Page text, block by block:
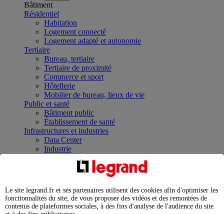
Bâtiment
Résidentiel
Habitation
Logement connecté
Logement adapté et autonomie
Tertiaire
Bureau, tertiaire
Tertiaire de proximité
Commerce et sport
Hôtellerie
Mobilier de bureau, lieux de vie
Public et santé
Bâtiment public
Établissement de santé
Infrastructures et industries
Data Center
Industrie
Infrastructures
Contrôler et planifier le fonctionnement des appareils
Répartir et optimiser son tableau électrique
Legrand Data Center Solutions : concentrer les
expertises au service de vos performances
Le site legrand.fr et ses partenaires utilisent des cookies afin d'optimiser les
fonctionnalités du site, de vous proposer des vidéos et des remontées de
contenus de plateformes sociales, à des fins d'analyse de l'audience du site